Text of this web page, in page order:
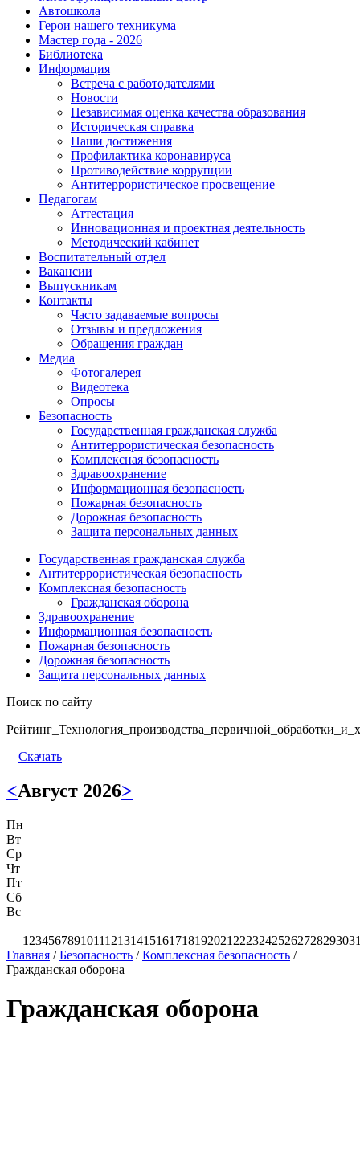
Автошкола
Герои нашего техникума
Мастер года - 2026
Библиотека
Информация
Встреча с работодателями
Новости
Независимая оценка качества образования
Историческая справка
Наши достижения
Профилактика коронавируса
Противодействие коррупции
Антитеррористическое просвещение
Педагогам
Аттестация
Инновационная и проектная деятельность
Методический кабинет
Воспитательный отдел
Вакансии
Выпускникам
Контакты
Часто задаваемые вопросы
Отзывы и предложения
Обращения граждан
Медиа
Фотогалерея
Видеотека
Опросы
Безопасность
Государственная гражданская служба
Антитеррористическая безопасность
Комплексная безопасность
Здравоохранение
Информационная безопасность
Пожарная безопасность
Дорожная безопасность
Защита персональных данных
Государственная гражданская служба
Антитеррористическая безопасность
Комплексная безопасность
Гражданская оборона
Здравоохранение
Информационная безопасность
Пожарная безопасность
Дорожная безопасность
Защита персональных данных
Поиск по сайту
Скачать
<Август 2026>
Пн
Вт
Ср
Чт
Пт
Сб
Вс
1 23456789101112131415161718192021 222324252627282930
Главная /Безопасность /Комплексная безопасность /
Гражданская оборона
Гражданская оборона